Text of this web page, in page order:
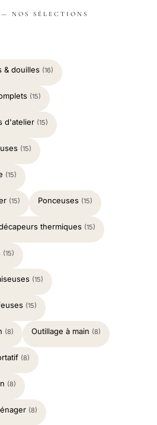
NOS SÉLECTIONS
& douilles (16)
(15)
d'atelier (15)
(15)
(15)
(15) Ponceuses (15)
thermiques (15)
(15)
(15)
(15)
(8) Outillage à main (8)
(8)
(8)
(8)